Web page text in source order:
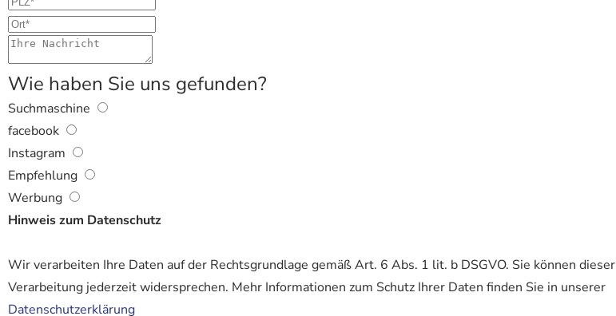
Wie haben Sie uns gefunden?
Suchmaschine
facebook
Instagram
Empfehlung
Werbung
Hinweis zum Datenschutz
Wir verarbeiten Ihre Daten auf der Rechtsgrundlage gemäß Art. 6 Abs. 1 lit. b DSGVO. Sie können dieser
Verarbeitung jederzeit widersprechen. Mehr Informationen zum Schutz Ihrer Daten finden Sie in unserer
Datenschutzerklärung